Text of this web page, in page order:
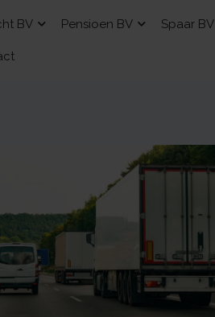
BV Pensioen BV Spaar BV